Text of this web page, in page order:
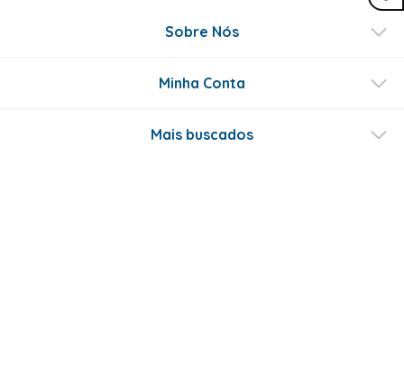
Sobre Nós
Minha Conta
Mais buscados